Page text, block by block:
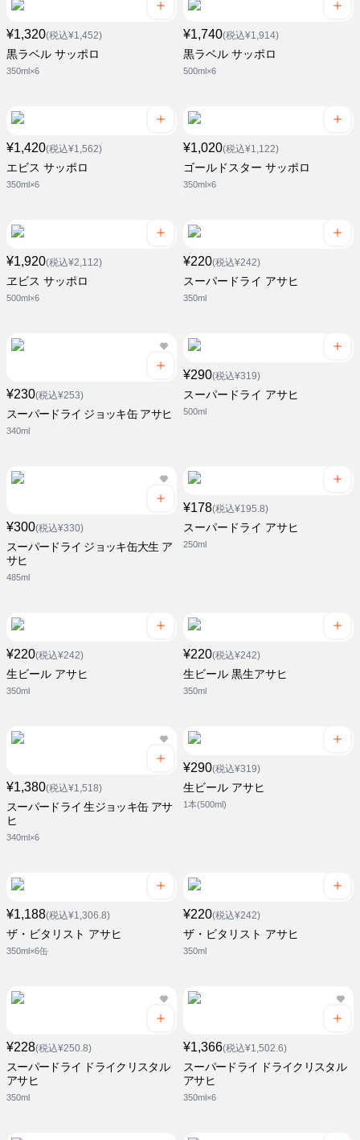
¥1,320(税込¥1,452)
黒ラベル サッポロ
350ml×6
¥1,740(税込¥1,914)
黒ラベル サッポロ
500ml×6
¥1,420(税込¥1,562)
エビス サッポロ
350ml×6
¥1,020(税込¥1,122)
ゴールドスター サッポロ
350ml×6
¥1,920(税込¥2,112)
ヱビス サッポロ
500ml×6
¥220(税込¥242)
スーパードライ アサヒ
350ml
¥230(税込¥253)
スーパードライ ジョッキ缶 アサヒ
340ml
¥290(税込¥319)
スーパードライ アサヒ
500ml
¥300(税込¥330)
スーパードライ ジョッキ缶大生 ア
サヒ
485ml
¥178(税込¥195.8)
スーパードライ アサヒ
250ml
¥220(税込¥242)
生ビール アサヒ
350ml
¥220(税込¥242)
生ビール 黒生アサヒ
350ml
¥1,380(税込¥1,518)
スーパードライ 生ジョッキ缶 アサ
ヒ
340ml×6
¥290(税込¥319)
生ビール アサヒ
1本(500ml)
¥1,188(税込¥1,306.8)
ザ・ビタリスト アサヒ
350ml×6缶
¥220(税込¥242)
ザ・ビタリスト アサヒ
350ml
¥228(税込¥250.8)
スーパードライ ドライクリスタル
アサヒ
350ml
¥1,366(税込¥1,502.6)
スーパードライ ドライクリスタル
アサヒ
350ml×6